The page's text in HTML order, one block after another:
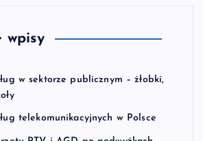
wpisy
w sektorze publicznym – żłobki,
telekomunikacyjnych w Polsce